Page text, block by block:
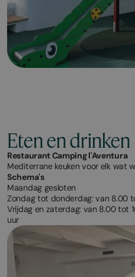
Eten en drinken
Restaurant Camping l'Aventura
Mediterrane keuken voor elk wat
Schema's
Maandag gesloten
Zondag tot donderdag: van 8.00
Vrijdag en zaterdag: van 8.00 tot
uur